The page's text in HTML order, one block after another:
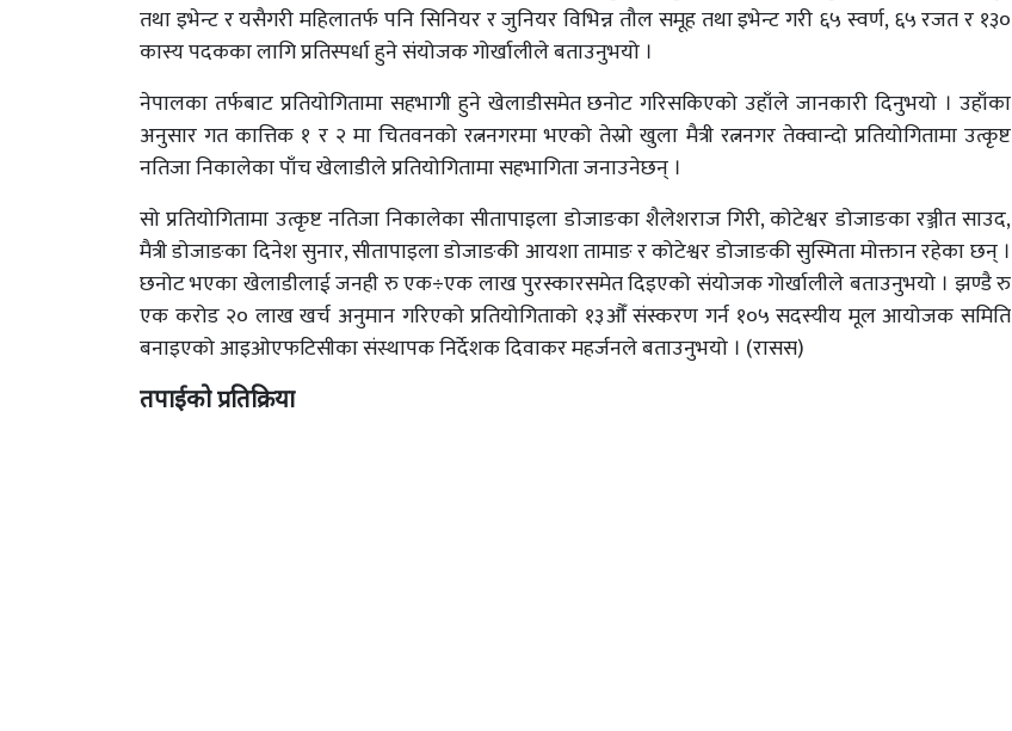
तथा इभेन्ट र यसैगरी महिलातर्फ पनि सिनियर र जुनियर विभिन्न तौल समूह तथा इभेन्ट गरी ६५ स्वर्ण, ६५ रजत र १३०
कास्य पदकका लागि प्रतिस्पर्धा हुने संयोजक गोर्खालीले बताउनुभयो ।
नेपालका तर्फबाट प्रतियोगितामा सहभागी हुने खेलाडीसमेत छनोट गरिसकिएको उहाँले जानकारी दिनुभयो । उहाँका
अनुसार गत कात्तिक १ र २ मा चितवनको रत्ननगरमा भएको तेस्रो खुला मैत्री रत्ननगर तेक्वान्दो प्रतियोगितामा उत्कृष्ट
नतिजा निकालेका पाँच खेलाडीले प्रतियोगितामा सहभागिता जनाउनेछन् ।
सो प्रतियोगितामा उत्कृष्ट नतिजा निकालेका सीतापाइला डोजाङका शैलेशराज गिरी, कोटेश्वर डोजाङका रञ्जीत साउद,
मैत्री डोजाङका दिनेश सुनार, सीतापाइला डोजाङकी आयशा तामाङ र कोटेश्वर डोजाङकी सुस्मिता मोक्तान रहेका छन् ।
छनोट भएका खेलाडीलाई जनही रु एक÷एक लाख पुरस्कारसमेत दिइएको संयोजक गोर्खालीले बताउनुभयो । झण्डै रु
एक करोड २० लाख खर्च अनुमान गरिएको प्रतियोगिताको १३औँ संस्करण गर्न १०५ सदस्यीय मूल आयोजक समिति
बनाइएको आइओएफटिसीका संस्थापक निर्देशक दिवाकर महर्जनले बताउनुभयो । (रासस)
तपाईको प्रतिक्रिया